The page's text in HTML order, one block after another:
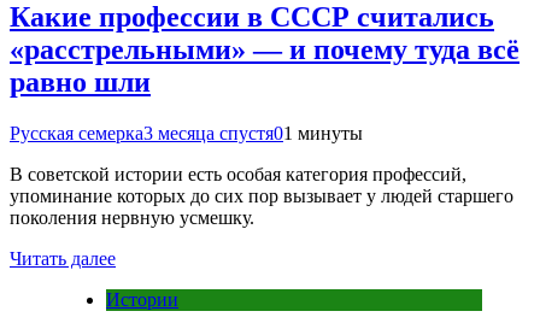
Какие профессии в СССР считались
«расстрельными» — и почему туда всё
равно шли
Русская семерка3 месяца спустя01 минуты
В советской истории есть особая категория профессий,
упоминание которых до сих пор вызывает у людей старшего
поколения нервную усмешку.
Читать далее
Истории